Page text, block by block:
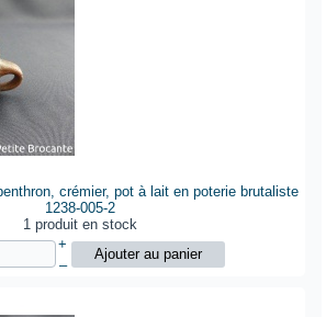
crémier, pot à lait en poterie brutaliste
1238-005-2
1 produit en stock
+
–